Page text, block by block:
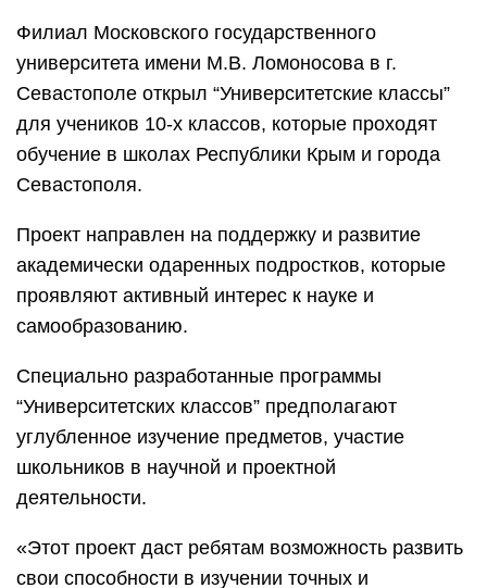
Филиал Московского государственного
университета имени М.В. Ломоносова в г.
Севастополе открыл “Университетские классы”
для учеников 10-х классов, которые проходят
обучение в школах Республики Крым и города
Севастополя.
Проект направлен на поддержку и развитие
академически одаренных подростков, которые
проявляют активный интерес к науке и
самообразованию.
Специально разработанные программы
“Университетских классов” предполагают
углубленное изучение предметов, участие
школьников в научной и проектной
деятельности.
«Этот проект даст ребятам возможность развить
свои способности в изучении точных и